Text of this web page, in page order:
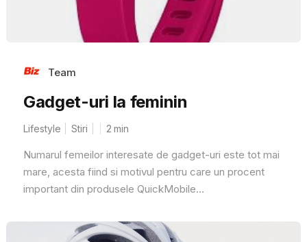
Team
Gadget-uri la feminin
Lifestyle Stiri 2 min
Numarul femeilor interesate de gadget-uri este tot mai
mare, acesta fiind si motivul pentru care un procent
important din produsele QuickMobile...